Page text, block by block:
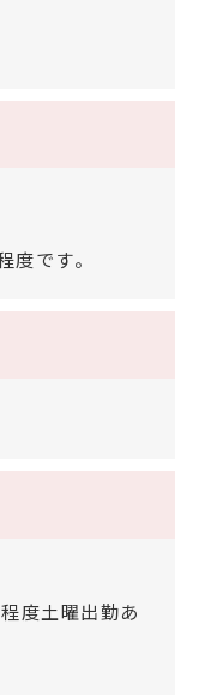
です。
度土曜出勤あ